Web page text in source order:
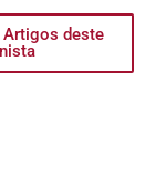
deste